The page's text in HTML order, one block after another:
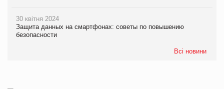
30 квітня 2024
Защита данных на смартфонах: советы по повышению
безопасности
Всі новини